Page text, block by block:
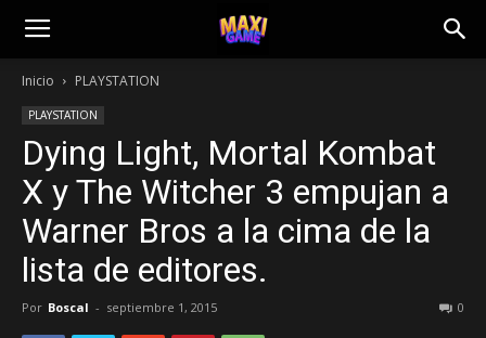
Inicio PLAYSTATION
PLAYSTATION
Dying Light, Mortal Kombat
X y The Witcher 3 empujan a
Warner Bros a la cima de la
lista de editores.
Por Boscal - septiembre 1, 2015 0